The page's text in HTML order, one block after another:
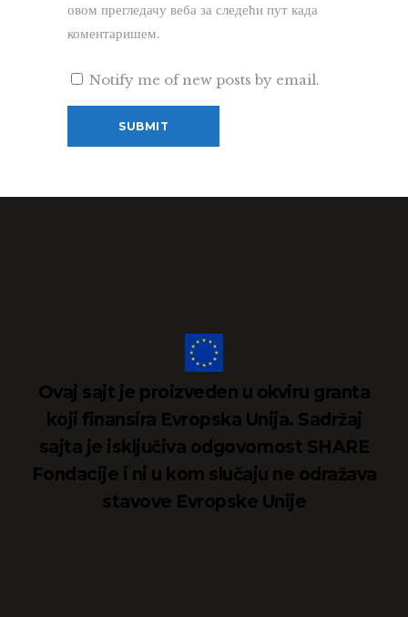
овом прегледачу веба за следећи пут када
коментаришем.
Notify me of new posts by email.
Ovaj sajt je proizveden u okviru granta
koji finansira Evropska Unija. Sadržaj
sajta je isključiva odgovornost SHARE
Fondacije i ni u kom slučaju ne odražava
stavove Evropske Unije